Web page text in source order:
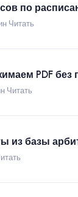
по
Читать
PDF без
Читать
из базы